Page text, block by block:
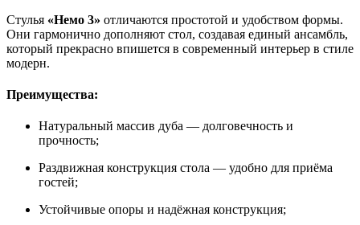
Стулья «Немо 3» отличаются простотой и удобством формы.
Они гармонично дополняют стол, создавая единый ансамбль,
который прекрасно впишется в современный интерьер в стиле
модерн.
Преимущества:
Натуральный массив дуба — долговечность и
прочность;
Раздвижная конструкция стола — удобно для приёма
гостей;
Устойчивые опоры и надёжная конструкция;